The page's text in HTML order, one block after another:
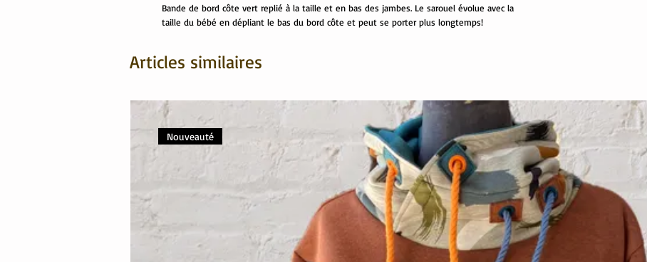
Bande de bord côte vert replié à la taille et en bas des jambes. Le sarouel évolue avec la
taille du bébé en dépliant le bas du bord côte et peut se porter plus longtemps!
Articles similaires
Nouveauté